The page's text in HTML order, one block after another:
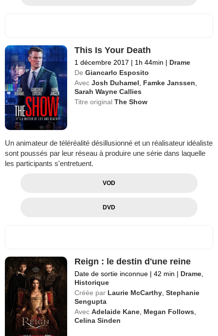
This Is Your Death
1 décembre 2017 | 1h 44min | Drame
De Giancarlo Esposito
Avec Josh Duhamel Famke Janssen
Sarah Wayne Callies
Titre originalThe Show
Un animateur de téléréalité désillusionné et un réalisateur idéaliste
sont poussés par leur réseau à produire une série dans laquelle
les participants s'entretuent.
VOD
DVD
Reign : le destin d'une reine
Date de sortie inconnue | 42 min | Drame
Historique
Créée par Laurie McCarthy ,Stephanie
Sengupta
Avec Adelaide Kane Megan Follows
Celina Sinden